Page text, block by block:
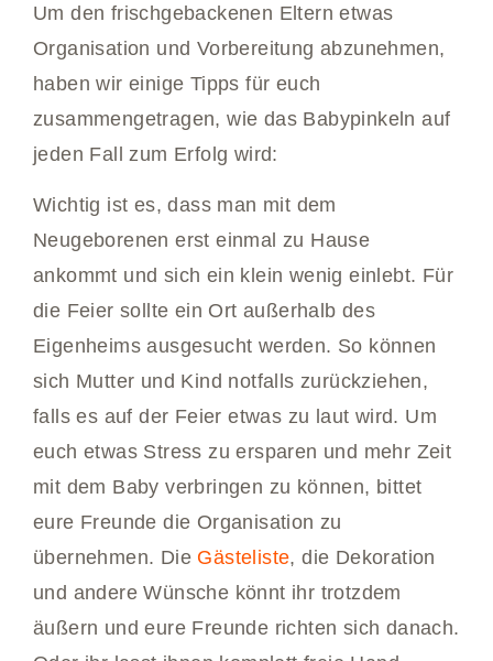
Um den frischgebackenen Eltern etwas
Organisation und Vorbereitung abzunehmen,
haben wir einige Tipps für euch
zusammengetragen, wie das Babypinkeln auf
jeden Fall zum Erfolg wird:
Wichtig ist es, dass man mit dem
Neugeborenen erst einmal zu Hause
ankommt und sich ein klein wenig einlebt. Für
die Feier sollte ein Ort außerhalb des
Eigenheims ausgesucht werden. So können
sich Mutter und Kind notfalls zurückziehen,
falls es auf der Feier etwas zu laut wird. Um
euch etwas Stress zu ersparen und mehr Zeit
mit dem Baby verbringen zu können, bittet
eure Freunde die Organisation zu
übernehmen. Die Gästeliste, die Dekoration
und andere Wünsche könnt ihr trotzdem
äußern und eure Freunde richten sich danach.